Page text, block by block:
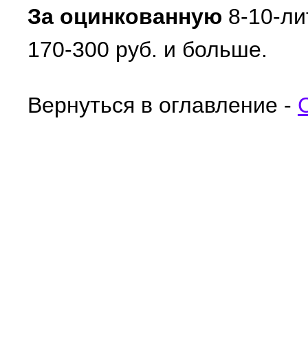
За оцинкованную 8-10-
170-300 руб. и больше.
Вернуться в оглавление -